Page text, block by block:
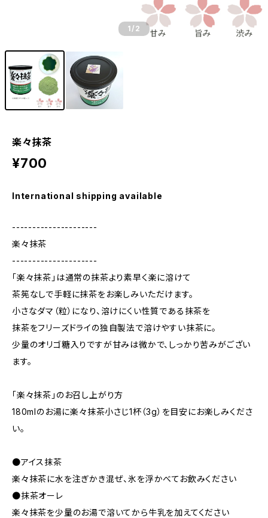
1 /2
楽々抹茶
¥700
International shipping available
---------------------
楽々抹茶
---------------------
「楽々抹茶」は通常の抹茶より素早く楽に溶けて
茶筅なしで手軽に抹茶をお楽しみいただけます。
小さなダマ（粒）になり、溶けにくい性質である抹茶を
抹茶をフリーズドライの独自製法で溶けやすい抹茶に。
少量のオリゴ糖入りですが甘みは微かで、しっかり苦みがござい
ます。
「楽々抹茶」のお召し上がり方
180mlのお湯に楽々抹茶小さじ1杯（3g）を目安にお楽しみくださ
い。
●アイス抹茶
楽々抹茶に水を注ぎかき混ぜ、氷を浮かべてお飲みください
●抹茶オーレ
楽々抹茶を少量のお湯で溶いてから牛乳を加えてください